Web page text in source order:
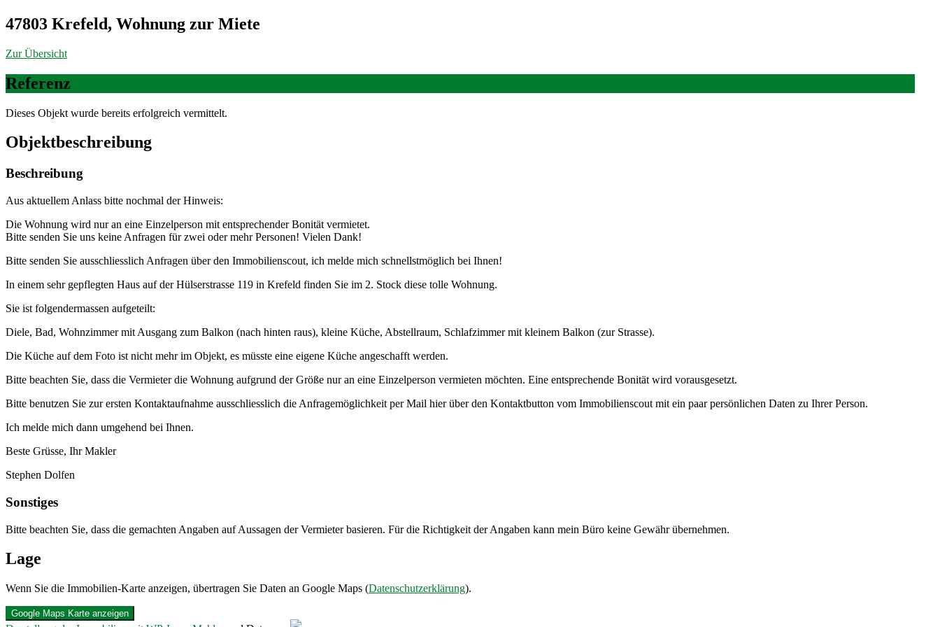
47803 Krefeld, Wohnung zur Miete
Zur Übersicht
Referenz
Dieses Objekt wurde bereits erfolgreich vermittelt.
Objekt­beschreibung
Beschreibung
Aus aktuellem Anlass bitte nochmal der Hinweis:
Die Wohnung wird nur an eine Einzelperson mit entsprechender Bonität vermietet.
Bitte senden Sie uns keine Anfragen für zwei oder mehr Personen! Vielen Dank!
Bitte senden Sie ausschliesslich Anfragen über den Immobilienscout, ich melde mich schnellstmöglich bei Ihnen!
In einem sehr gepflegten Haus auf der Hülserstrasse 119 in Krefeld finden Sie im 2. Stock diese tolle Wohnung.
Sie ist folgendermassen aufgeteilt:
Diele, Bad, Wohnzimmer mit Ausgang zum Balkon (nach hinten raus), kleine Küche, Abstellraum, Schlafzimmer mit kleinem Balkon (zur Strasse).
Die Küche auf dem Foto ist nicht mehr im Objekt, es müsste eine eigene Küche angeschafft werden.
Bitte beachten Sie, dass die Vermieter die Wohnung aufgrund der Größe nur an eine Einzelperson vermieten möchten. Eine entsprechende Bonität wird vorausgesetzt.
Bitte benutzen Sie zur ersten Kontaktaufnahme ausschliesslich die Anfragemöglichkeit per Mail hier über den Kontaktbutton vom Immobilienscout mit ein paar persönlichen Daten zu Ihrer Person.
Ich melde mich dann umgehend bei Ihnen.
Beste Grüsse, Ihr Makler
Stephen Dolfen
Sonstiges
Bitte beachten Sie, dass die gemachten Angaben auf Aussagen der Vermieter basieren. Für die Richtigkeit der Angaben kann mein Büro keine Gewähr übernehmen.
Lage
Wenn Sie die Immobilien-Karte anzeigen, übertragen Sie Daten an Google Maps (Datenschutzerklärung).
Google Maps Karte anzeigen